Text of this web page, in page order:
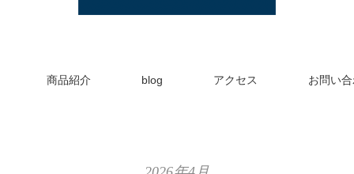
商品紹介 blog アクセス お問い